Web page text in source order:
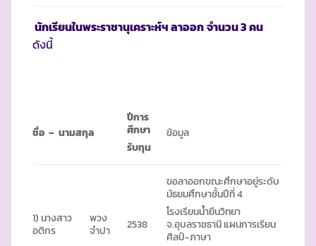
นักเรียนในพระราชานุเคราะห์ฯ ลาออกจำนวน3 คน
ดังนี้
ชื่อ – นามสกุล
ปีการ
ศึกษา
รับทุน
ข้อมูล
1) นางสาว
อติกร
พวง
จำปา
2538
ขอลาออกขณะศึกษาอยู่ระดับ
มัธยมศึกษาชั้นปีที่ 4
โรงเรียนน้ำยืนวิทยา
จ.อุบลราชธานี แผนการเรียน
ศิลป์-ภาษา